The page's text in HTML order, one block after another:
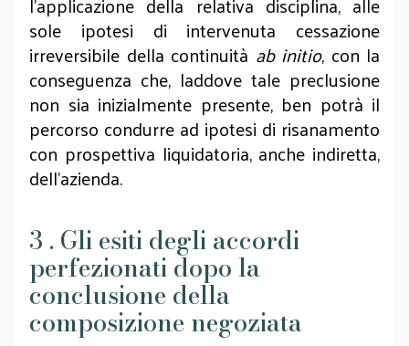
sole ipotesi di intervenuta cessazione
irreversibile della continuità ab initio, con la
conseguenza che, laddove tale preclusione
non sia inizialmente presente, ben potrà il
percorso condurre ad ipotesi di risanamento
con prospettiva liquidatoria, anche indiretta,
dell’azienda.
3 . Gli esiti degli accordi
perfezionati dopo la
conclusione della
composizione negoziata